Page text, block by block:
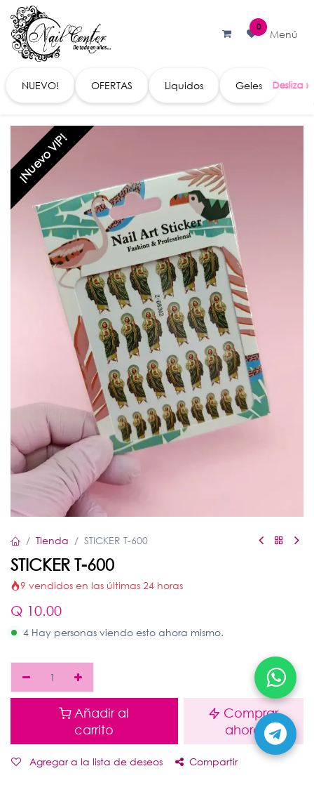
Ir al contenido
0
Menú
NUEVO! OFERTAS Liquidos Geles
¡Nuevo VIP!
Tienda STICKER T-600
STICKER T-600
9 vendidos en las últimas 24 horas
Q 10.00
4 Hay personas viendo esto ahora mismo.
Añadir al
carrito
Comprar
ahora
Agregar a la lista de deseos Compartir